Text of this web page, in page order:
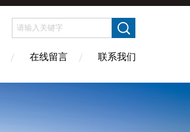
在线留言 联系我们